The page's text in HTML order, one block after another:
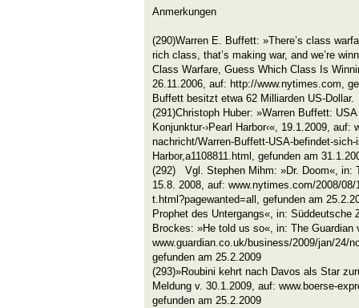
Anmerkungen
(290)Warren E. Buffett: »There’s class
rich class, that’s making war, and we’re
Class Warfare, Guess Which Class Is
26.11.2006, auf: http://www.nytimes.com,
Buffett besitzt etwa 62 Milliarden US-Dollar.
(291)Christoph Huber: »Warren Buffett:
Konjunktur-›Pearl Harbor‹«, 19.1.2009, auf:
nachricht/Warren-Buffett-USA-befindet-sich-
Harbor,a1108811.html, gefunden am
(292) Vgl. Stephen Mihm: »Dr. Doom«, in:
15.8. 2008, auf: www.nytimes.com/2008/
t.html?pagewanted=all, gefunden am
Prophet des Untergangs«, in: Süddeutsche
Brockes: »He told us so«, in: The Guardian
www.guardian.co.uk/business/2009/jan/24/
gefunden am 25.2.2009
(293)»Roubini kehrt nach Davos als Star
Meldung v. 30.1.2009, auf: www.boerse-
gefunden am 25.2.2009